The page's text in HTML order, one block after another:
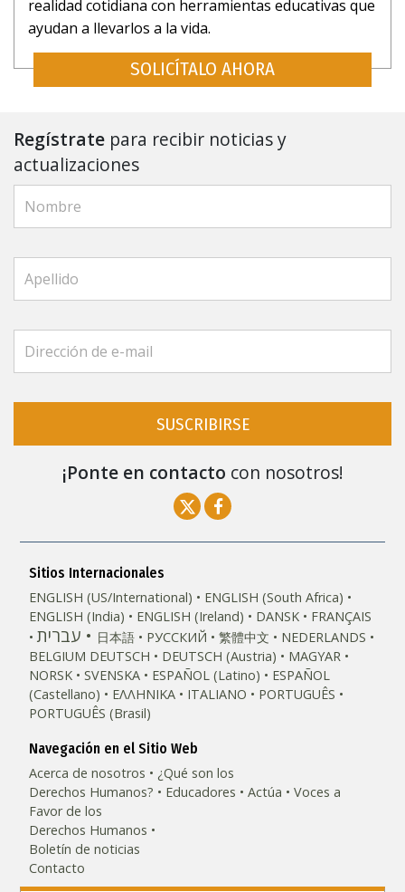
realidad cotidiana con herramientas educativas que
ayudan a llevarlos a la vida.
SOLICÍTALO AHORA
Regístrate para recibir noticias y
actualizaciones
SUSCRIBIRSE
¡Ponte en contacto con nosotros!
Sitios Internacionales
ENGLISH (US/International)
ENGLISH (South Africa)
ENGLISH (India)
ENGLISH (Ireland) DANSK FRANÇAIS
עברית 日本語 РУССКИЙ 繁體中文
NEDERLANDS
BELGIUM DEUTSCH DEUTSCH (Austria)
MAGYAR
NORSK
SVENSKA ESPAÑOL (Latino)
ESPAÑOL
(Castellano)
ΕΛΛΗΝΙΚA ITALIANO
PORTUGUÊS
PORTUGUÊS (Brasil)‎
Navegación en el Sitio Web
Acerca de nosotros
¿Qué son los
Derechos Humanos?
Educadores Actúa
Voces a
Favor de los
Derechos Humanos
Boletín de noticias
Contacto